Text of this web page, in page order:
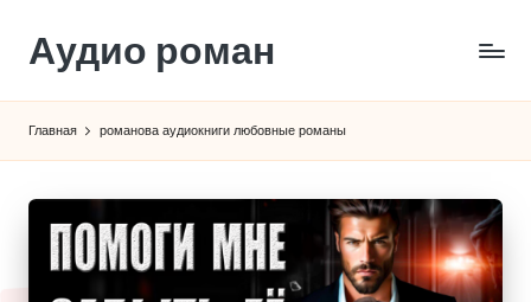
Перейти
содержимому
Аудио роман
Главная романова аудиокниги любовные романы